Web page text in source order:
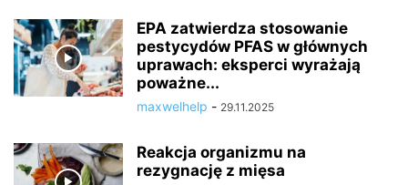
EPA zatwierdza stosowanie
pestycydów PFAS w głównych
uprawach: eksperci wyrażają
poważne...
maxwelhelp - 29.11.2025
Reakcja organizmu na
rezygnację z mięsa